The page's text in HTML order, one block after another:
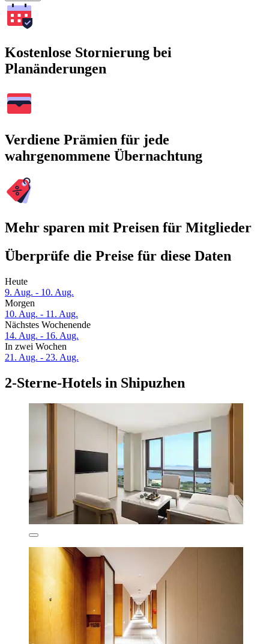
Kostenlose Stornierung bei
Planänderungen
Verdiene Prämien für jede
wahrgenommene Übernachtung
Mehr sparen mit Preisen für Mitglieder
Überprüfe die Preise für diese Daten
Heute
9. Aug. - 10. Aug.
Morgen
10. Aug. - 11. Aug.
Nächstes Wochenende
14. Aug. - 16. Aug.
In zwei Wochen
21. Aug. - 23. Aug.
2-Sterne-Hotels in Shipuzhen